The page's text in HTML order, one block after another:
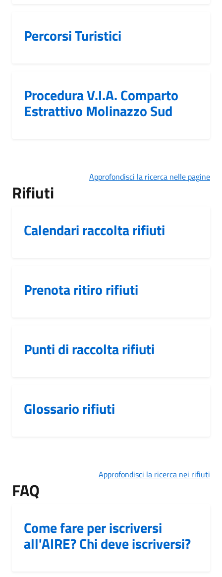
Percorsi Turistici
Procedura V.I.A. Comparto
Estrattivo Molinazzo Sud
Approfondisci la ricerca nelle pagine
Rifiuti
Calendari raccolta rifiuti
Prenota ritiro rifiuti
Punti di raccolta rifiuti
Glossario rifiuti
Approfondisci la ricerca nei rifiuti
FAQ
Come fare per iscriversi
all'AIRE? Chi deve iscriversi?